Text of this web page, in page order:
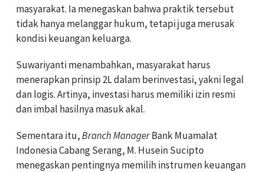
masyarakat. Ia menegaskan bahwa praktik tersebut
tidak hanya melanggar hukum, tetapi juga merusak
kondisi keuangan keluarga.
Suwariyanti menambahkan, masyarakat harus
menerapkan prinsip 2L dalam berinvestasi, yakni legal
dan logis. Artinya, investasi harus memiliki izin resmi
dan imbal hasilnya masuk akal.
Sementara itu,Branch ManagerBank Muamalat
Indonesia Cabang Serang, M. Husein Sucipto
menegaskan pentingnya memilih instrumen keuangan